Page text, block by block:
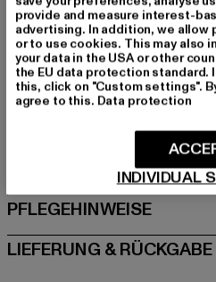
Elasthan
Art.Nr: B8909-00064
Hersteller: 2Y Premium GmbH
Hollefeldstraße 16 | 48282
GRÖSSE & PASSFORM
PFLEGEHINWEISE
LIEFERUNG & RÜCKGABE
provide and measure interest-
advertising. In addition, we
or to use cookies. This may also
your data in the USA or other
the EU data protection standard.
this, click on "Custom settings".
agree to this. Data protection
INDIVIDUAL